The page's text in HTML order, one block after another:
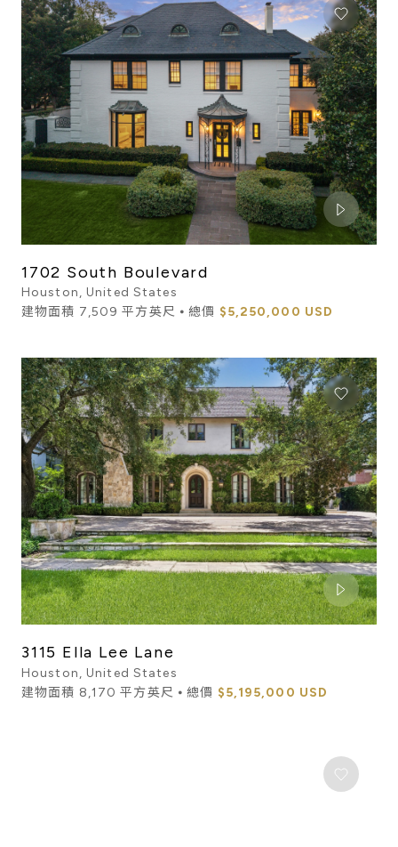
1702 South Boulevard
Houston, United States
建物面積 7,509 平方英尺 ⦁ 總價 $5,250,000 USD
3115 Ella Lee Lane
Houston, United States
建物面積 8,170 平方英尺 ⦁ 總價 $5,195,000 USD